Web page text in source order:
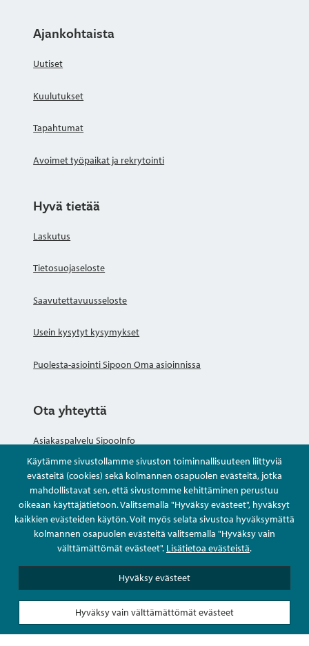
Käytämme sivustollamme sivuston toiminnallisuuteen liittyviä
evästeitä (cookies) sekä kolmannen osapuolen evästeitä, jotka
mahdollistavat sen, että sivustomme kehittäminen perustuu
oikeaan käyttäjätietoon. Valitsemalla "Hyväksy evästeet", hyväksyt
kaikkien evästeiden käytön. Voit myös selata sivustoa hyväksymättä
kolmannen osapuolen evästeitä valitsemalla "Hyväksy vain
välttämättömät evästeet". Lisätietoa evästeistä.
Hyväksy evästeet
Hyväksy vain välttämättömät evästeet
Ajankohtaista
Uutiset
Kuulutukset
Tapahtumat
Avoimet työpaikat ja rekrytointi
Hyvä tietää
Laskutus
Tietosuojaseloste
Saavutettavuusseloste
Usein kysytyt kysymykset
Puolesta-asiointi Sipoon Oma asioinnissa
Ota yhteyttä
Asiakaspalvelu SipooInfo
Anna palautetta nimettömästi
Kysy tai asioi
Yhteystiedot